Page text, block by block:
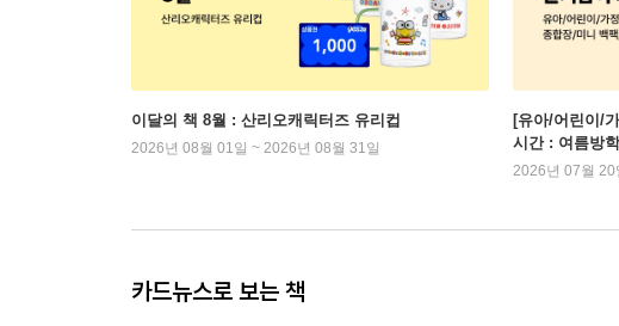
이달의 책 8월 : 산리오캐릭터즈 유리컵
2026년 08월 01일 ~ 2026년 08월 31일
[유아/어린이/
시간 : 여름방
2026년 07월 20
카드뉴스로 보는 책